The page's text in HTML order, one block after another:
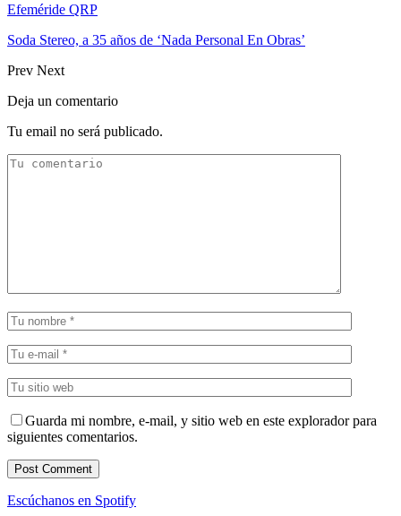
Efeméride QRP
Soda Stereo, a 35 años de ‘Nada Personal En Obras’
Prev Next
Deja un comentario
Tu email no será publicado.
Guarda mi nombre, e-mail, y sitio web en este explorador para
siguientes comentarios.
Escúchanos en Spotify